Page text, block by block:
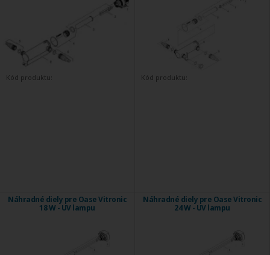
Kód produktu: Kód produktu:
Náhradné diely pre Oase Vitronic
18 W - UV lampu
Náhradné diely pre Oase Vitronic
24 W - UV lampu